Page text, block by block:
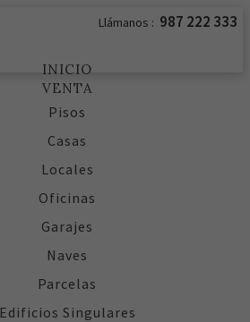
Llámanos : 987 222 333
INICIO
VENTA
Pisos
Casas
Locales
Oficinas
Garajes
Naves
Parcelas
Edificios Singulares